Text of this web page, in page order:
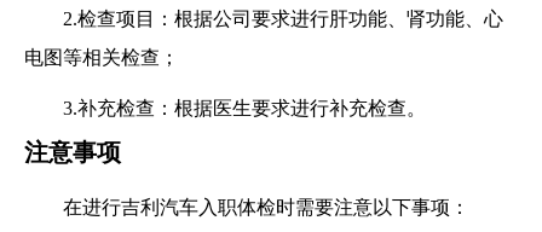
2.检查项目：根据公司要求进行肝功能、肾功能、心
电图等相关检查；
3.补充检查：根据医生要求进行补充检查。
注意事项
在进行吉利汽车入职体检时需要注意以下事项：